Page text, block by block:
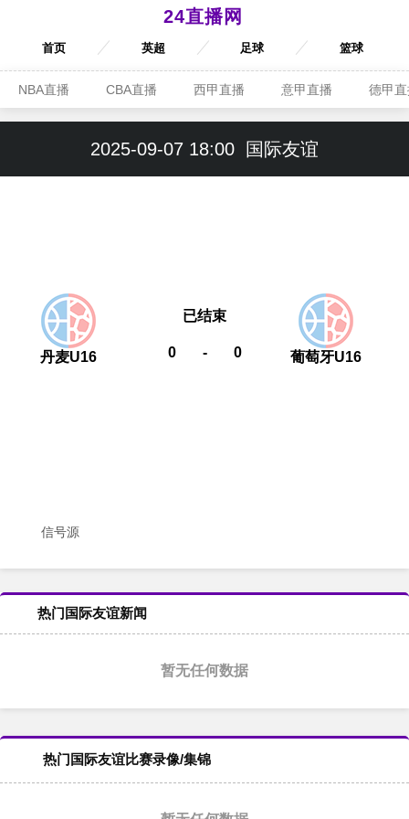
24直播网
首页 英超 足球 篮球
NBA直播 CBA直播 西甲直播 意甲直播 德甲
2025-09-07 18:00 国际友谊
丹麦U16 0 - 0
已结束
葡萄牙U16
信号源
热门国际友谊新闻
暂无任何数据
热门国际友谊比赛录像/集锦